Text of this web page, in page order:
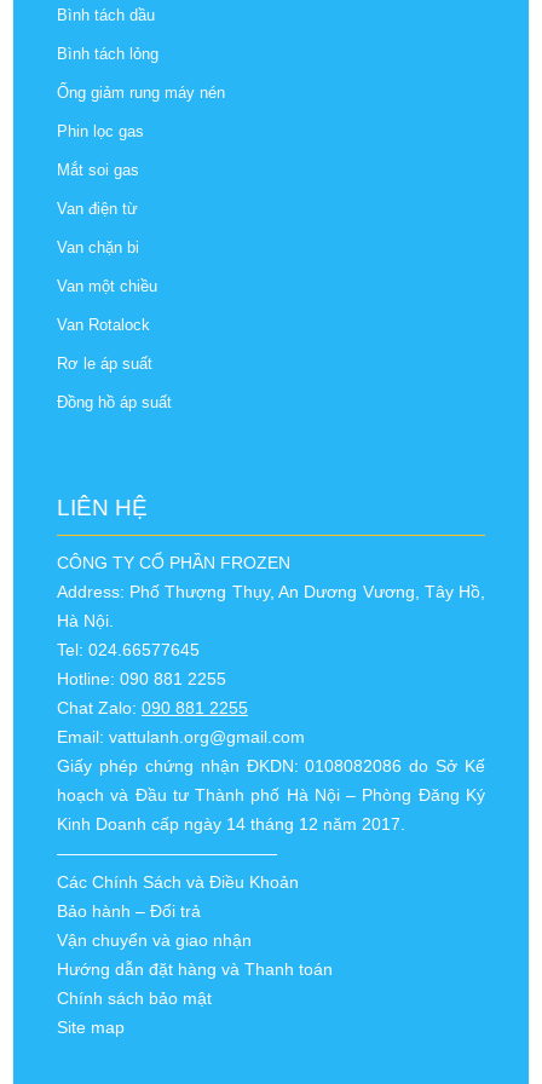
Bình tách dầu
Bình tách lỏng
Ống giảm rung máy nén
Phin lọc gas
Mắt soi gas
Van điện từ
Van chặn bi
Van một chiều
Van Rotalock
Rơ le áp suất
Đồng hồ áp suất
LIÊN HỆ
CÔNG TY CỔ PHẦN FROZEN
Address: Phố Thượng Thụy, An Dương Vương, Tây Hồ,
Hà Nội.
Tel: 024.66577645
Hotline: 090 881 2255
Chat Zalo: 090 881 2255
Email: vattulanh.org@gmail.com
Giấy phép chứng nhận ĐKDN: 0108082086 do Sở Kế
hoạch và Đầu tư Thành phố Hà Nội – Phòng Đăng Ký
Kinh Doanh cấp ngày 14 tháng 12 năm 2017.
—————————————
Các Chính Sách và Điều Khoản
Bảo hành – Đổi trả
Vận chuyển và giao nhận
Hướng dẫn đặt hàng và Thanh toán
Chính sách bảo mật
Site map